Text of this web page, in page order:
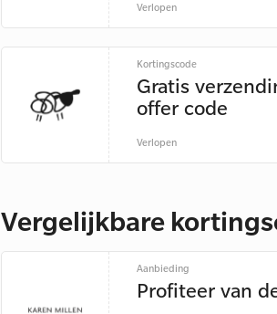
Verlopen
Kortingscode
Gratis
offer code
Verlopen
Vergelijkbare
Aanbieding
Profiteer van